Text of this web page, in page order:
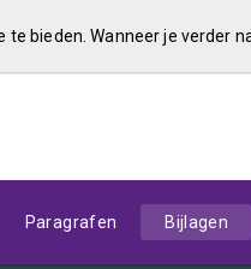
bieden. Wanneer je verder
Paragrafen Bijlagen